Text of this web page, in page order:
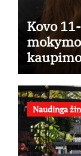
Kovo
taikymo
Naudinga